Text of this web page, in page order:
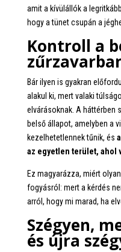
amit a kívülállók a
hogy a tünet csupán a
Kontroll a
Bár ilyen is gyakran
alakul ki, mert valaki
elvárásoknak. A háttérben
belső állapot, amelyben a
kezelhetetlennek tűnik, és
az egyetlen terület, ahol
Ez magyarázza, miért
fogyásról: mert a kérdés
arról, hogy mi marad, ha
Szégyen,
és újra